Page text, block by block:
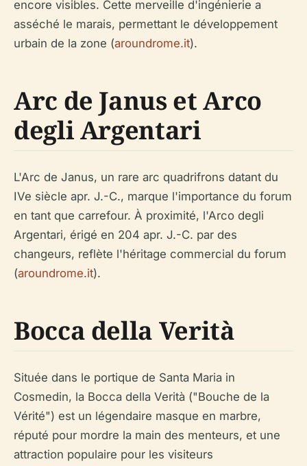
encore visibles. Cette merveille d'ingénierie a
asséché le marais, permettant le développement
urbain de la zone (aroundrome.it).
Arc de Janus et Arco
degli Argentari
L'Arc de Janus, un rare arc quadrifrons datant du
IVe siècle apr. J.-C., marque l'importance du forum
en tant que carrefour. À proximité, l'Arco degli
Argentari, érigé en 204 apr. J.-C. par des
changeurs, reflète l'héritage commercial du forum
(aroundrome.it).
Bocca della Verità
Située dans le portique de Santa Maria in
Cosmedin, la Bocca della Verità ("Bouche de la
Vérité") est un légendaire masque en marbre,
réputé pour mordre la main des menteurs, et une
attraction populaire pour les visiteurs